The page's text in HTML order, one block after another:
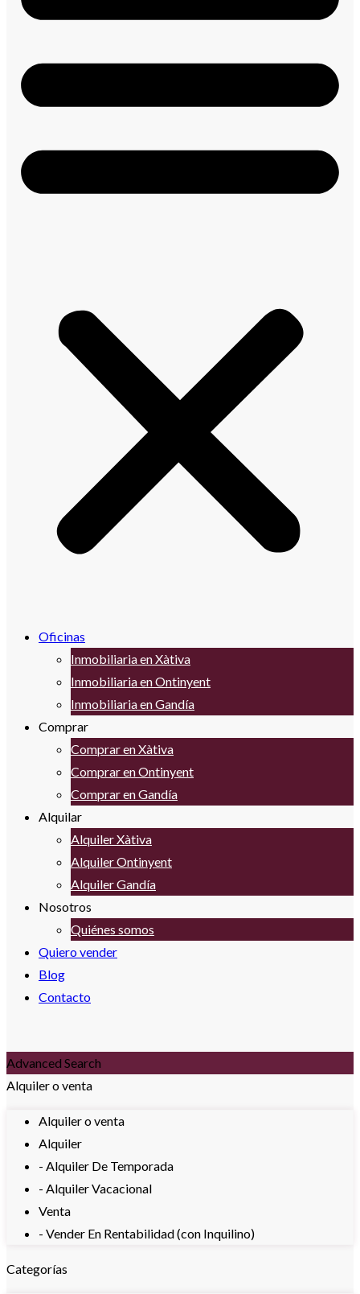
Oficinas
Inmobiliaria en Xàtiva
Inmobiliaria en Ontinyent
Inmobiliaria en Gandía
Comprar
Comprar en Xàtiva
Comprar en Ontinyent
Comprar en Gandía
Alquilar
Alquiler Xàtiva
Alquiler Ontinyent
Alquiler Gandía
Nosotros
Quiénes somos
Quiero vender
Blog
Contacto
Advanced Search
Alquiler o venta
Alquiler o venta
Alquiler
- Alquiler De Temporada
- Alquiler Vacacional
Venta
- Vender En Rentabilidad (con Inquilino)
Categorías